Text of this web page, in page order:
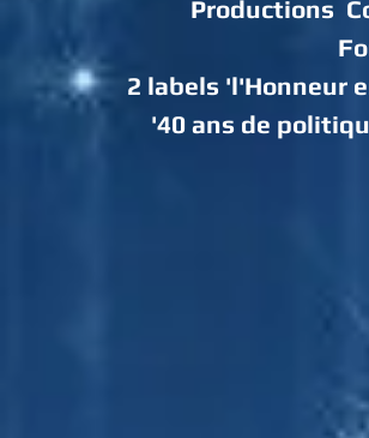
Productions
2 labels 'l'Honneur
'40 ans de